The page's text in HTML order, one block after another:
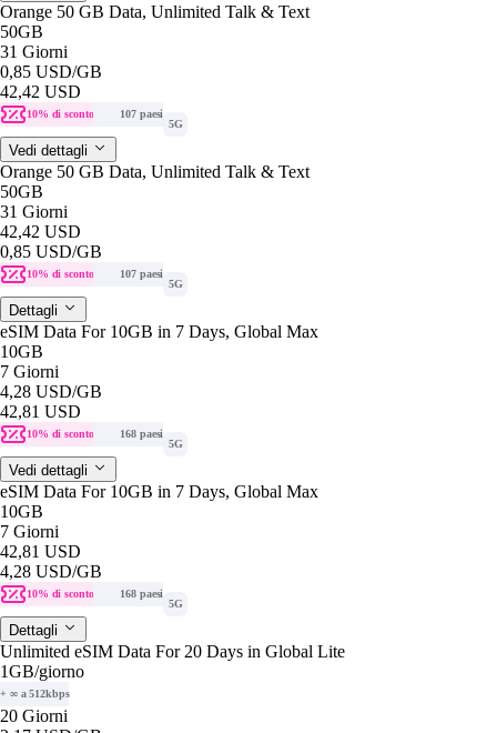
Orange 50 GB Data, Unlimited Talk & Text
50GB
31 Giorni
0,85 USD/GB
42,42 USD
10% di sconto
107 paesi
5G
Vedi dettagli
Orange 50 GB Data, Unlimited Talk & Text
50GB
31 Giorni
42,42 USD
0,85 USD/GB
10% di sconto
107 paesi
5G
Dettagli
eSIM Data For 10GB in 7 Days, Global Max
10GB
7 Giorni
4,28 USD/GB
42,81 USD
10% di sconto
168 paesi
5G
Vedi dettagli
eSIM Data For 10GB in 7 Days, Global Max
10GB
7 Giorni
42,81 USD
4,28 USD/GB
10% di sconto
168 paesi
5G
Dettagli
Unlimited eSIM Data For 20 Days in Global Lite
1GB/giorno
+ ∞ a 512kbps
20 Giorni